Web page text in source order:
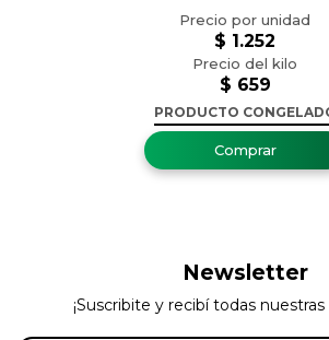
$ 659
$ 1.252
PRODUCTO
Newsletter
¡Suscribite y recibí todas